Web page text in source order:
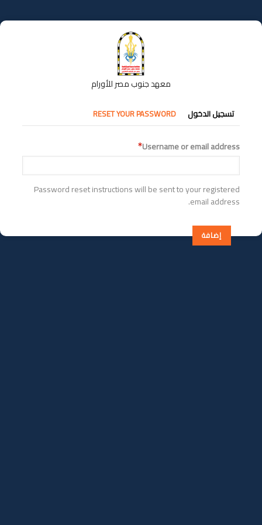
إلى
المحتوى
معهد جنوب مصر للأورام
التبويبات
الأساسية
تسجيل الدخول RESET YOUR PASSWORD
Username or email address
Password reset instructions will be sent to your registered
email address.